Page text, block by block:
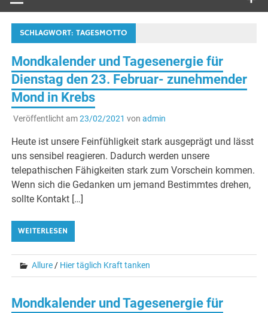
SCHLAGWORT:TAGESMOTTO
Mondkalender und Tagesenergie für
Dienstag den 23. Februar- zunehmender
Mond in Krebs
Veröffentlicht am23/02/2021 von admin
Heute ist unsere Feinfühligkeit stark ausgeprägt und lässt
uns sensibel reagieren. Dadurch werden unsere
telepathischen Fähigkeiten stark zum Vorschein kommen.
Wenn sich die Gedanken um jemand Bestimmtes drehen,
sollte Kontakt […]
WEITERLESEN
Allure/ Hier täglich Kraft tanken
Mondkalender und Tagesenergie für